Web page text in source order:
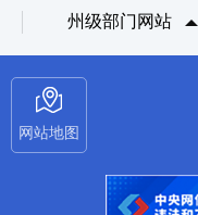
州级部门网站
网站地图